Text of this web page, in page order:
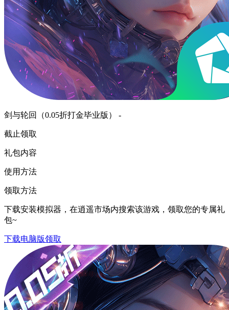
剑与轮回（0.05折打金毕业版） -
截止领取
礼包内容
使用方法
领取方法
下载安装模拟器，在逍遥市场内搜索该游戏，领取您的专属礼
包~
下载电脑版领取